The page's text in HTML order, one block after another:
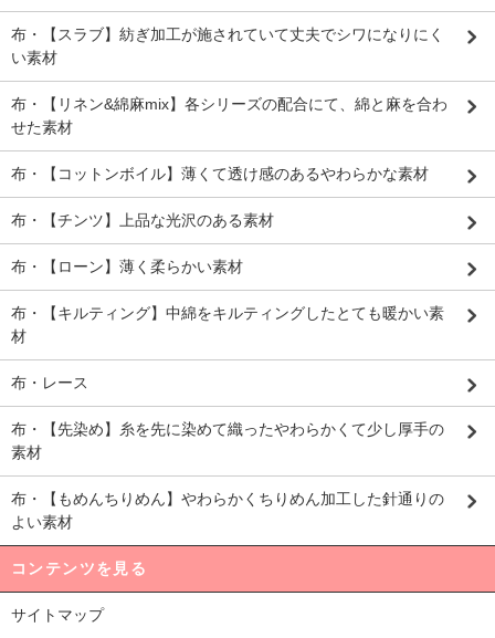
布・【スラブ】紡ぎ加工が施されていて丈夫でシワになりにく
い素材
布・【リネン&綿麻mix】各シリーズの配合にて、綿と麻を合わ
せた素材
布・【コットンボイル】薄くて透け感のあるやわらかな素材
布・【チンツ】上品な光沢のある素材
布・【ローン】薄く柔らかい素材
布・【キルティング】中綿をキルティングしたとても暖かい素
材
布・レース
布・【先染め】糸を先に染めて織ったやわらかくて少し厚手の
素材
布・【もめんちりめん】やわらかくちりめん加工した針通りの
よい素材
コンテンツを見る
サイトマップ